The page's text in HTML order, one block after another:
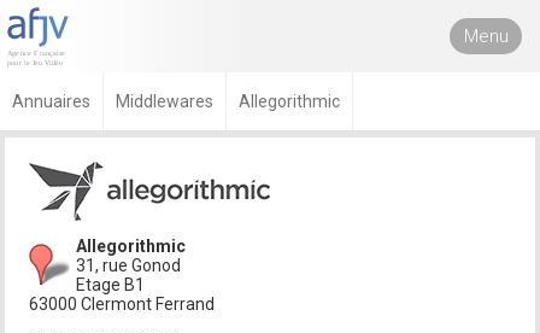
Menu
Annuaires Middlewares Allegorithmic
Allegorithmic
31, rue Gonod
Etage B1
63000 Clermont Ferrand